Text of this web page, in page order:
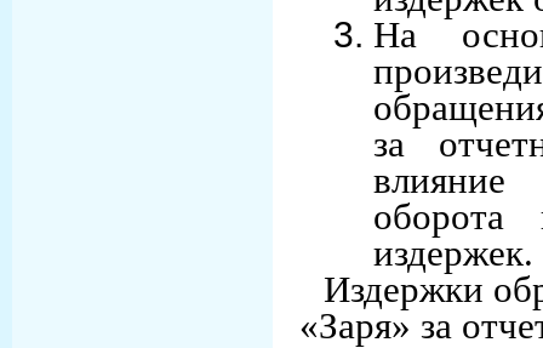
На
за
оборота
издержек.
Издержки
«Заря» за